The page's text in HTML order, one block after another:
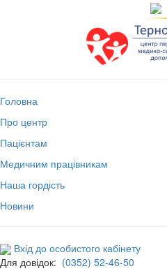
Головна
Про центр
Пацієнтам
Медичним працівникам
Наша гордість
Новини
Вхід до особистого кабінету
Для довідок: (0352) 52-46-50